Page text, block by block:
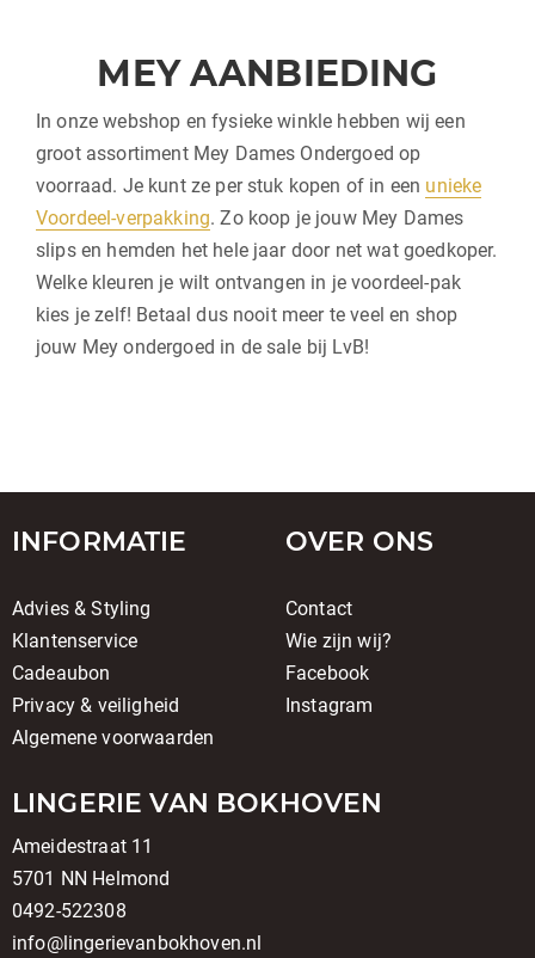
MEY AANBIEDING
In onze webshop en fysieke winkle hebben wij een
groot assortiment Mey Dames Ondergoed op
voorraad. Je kunt ze per stuk kopen of in een unieke
Voordeel-verpakking. Zo koop je jouw Mey Dames
slips en hemden het hele jaar door net wat goedkoper.
Welke kleuren je wilt ontvangen in je voordeel-pak
kies je zelf! Betaal dus nooit meer te veel en shop
jouw Mey ondergoed in de sale bij LvB!
INFORMATIE
Advies & Styling
Klantenservice
Cadeaubon
Privacy & veiligheid
Algemene voorwaarden
OVER ONS
Contact
Wie zijn wij?
Facebook
Instagram
LINGERIE VAN BOKHOVEN
Ameidestraat 11
5701 NN Helmond
0492-522308
info@lingerievanbokhoven.nl